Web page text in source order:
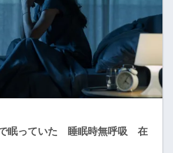
眠っていた 睡眠時無呼吸 在